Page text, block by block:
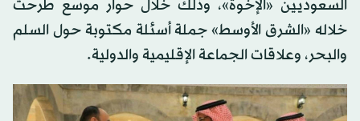
السعوديين «الإخوة»، وذلك خلال حوار موسع طرحت
خلاله «الشرق الأوسط» جملة أسئلة مكتوبة حول السلم
والبحر، وعلاقات الجماعة الإقليمية والدولية.